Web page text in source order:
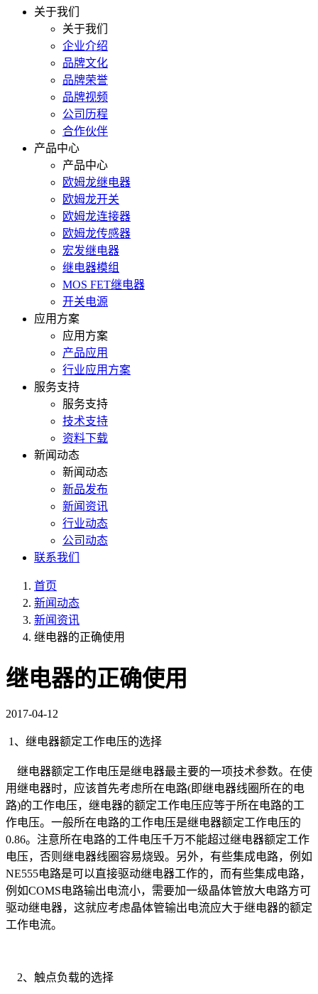
关于我们
关于我们
企业介绍
品牌文化
品牌荣誉
品牌视频
公司历程
合作伙伴
产品中心
产品中心
欧姆龙继电器
欧姆龙开关
欧姆龙连接器
欧姆龙传感器
宏发继电器
继电器模组
MOS FET继电器
开关电源
应用方案
应用方案
产品应用
行业应用方案
服务支持
服务支持
技术支持
资料下载
新闻动态
新闻动态
新品发布
新闻资讯
行业动态
公司动态
联系我们
首页
新闻动态
新闻资讯
继电器的正确使用
继电器的正确使用
2017-04-12
1、继电器额定工作电压的选择
继电器额定工作电压是继电器最主要的一项技术参数。在使
用继电器时，应该首先考虑所在电路(即继电器线圈所在的电
路)的工作电压，继电器的额定工作电压应等于所在电路的工
作电压。一般所在电路的工作电压是继电器额定工作电压的
0.86。注意所在电路的工件电压千万不能超过继电器额定工作
电压，否则继电器线圈容易烧毁。另外，有些集成电路，例如
NE555电路是可以直接驱动继电器工作的，而有些集成电路，
例如COMS电路输出电流小，需要加一级晶体管放大电路方可
驱动继电器，这就应考虑晶体管输出电流应大于继电器的额定
工作电流。
2、触点负载的选择